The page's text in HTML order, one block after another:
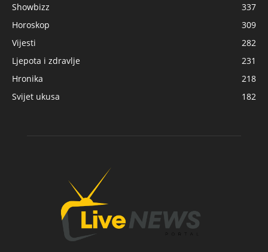
Showbizz
337
Horoskop
309
Vijesti
282
Ljepota i zdravlje
231
Hronika
218
Svijet ukusa
182